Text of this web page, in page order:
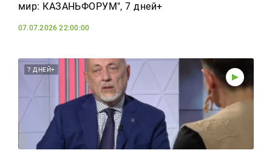
мир: КАЗАНЬФОРУМ", 7 дней+
07.07.2026 22:00:00
7 ДНЕЙ+